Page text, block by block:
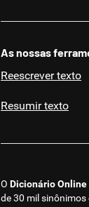
As nossas
Reescrever texto
Resumir texto
O Dicionário
de 30 mil sinônimos